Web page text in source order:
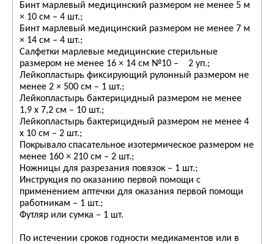
Бинт марлевый медицинский размером не менее 5 м
× 10 см – 4 шт.;
Бинт марлевый медицинский размером не менее 7 м
× 14 см – 4 шт.;
Салфетки марлевые медицинские стерильные
размером не менее 16 × 14 см №10 – 2 уп.;
Лейкопластырь фиксирующий рулонный размером не
менее 2 × 500 см – 1 шт.;
Лейкопластырь бактерицидный размером не менее
1,9 х 7,2 см – 10 шт.;
Лейкопластырь бактерицидный размером не менее 4
х 10 см – 2 шт.;
Покрывало спасательное изотермическое размером не
менее 160 × 210 см – 2 шт.;
Ножницы для разрезания повязок – 1 шт.;
Инструкция по оказанию первой помощи с
применением аптечки для оказания первой помощи
работникам – 1 шт.;
Футляр или сумка – 1 шт.
По истечении сроков годности медикаментов или в